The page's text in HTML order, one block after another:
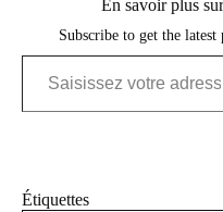
En savoir plus
Subscribe to get the latest
Saisissez votre adresse e-mail…
Étiquettes